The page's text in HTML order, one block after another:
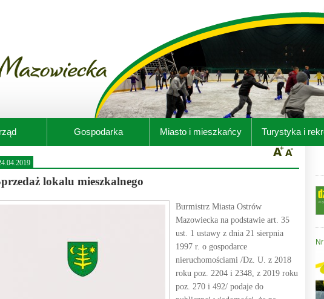
Gospodarka Miasto i mieszkańcy Turystyka i
lokalu mieszkalnego
Burmistrz Miasta Ostrów
Mazowiecka na podstawie art. 35
ust. 1 ustawy z dnia 21 sierpnia
1997 r. o gospodarce
nieruchomościami /Dz. U. z 2018
roku poz. 2204 i 2348, z 2019 roku
poz. 270 i 492/ podaje do